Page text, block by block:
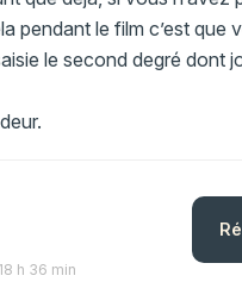
pendant le film c’est que
le second degré dont
h 36 min